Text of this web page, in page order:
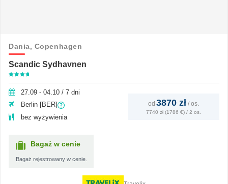
Dania, Copenhagen
Scandic Sydhavnen
27.09 - 04.10 / 7 dni
Berlin [BER]
bez wyżywienia
Bagaż w cenie
Bagaż rejestrowany w cenie.
od 3870 zł / os.
7740 zł (1786 €) / 2 os.